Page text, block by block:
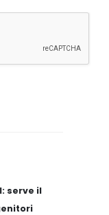
serve il